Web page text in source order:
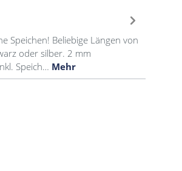
Speichen! Beliebige Längen von
oder silber. 2 mm
Speich… Mehr